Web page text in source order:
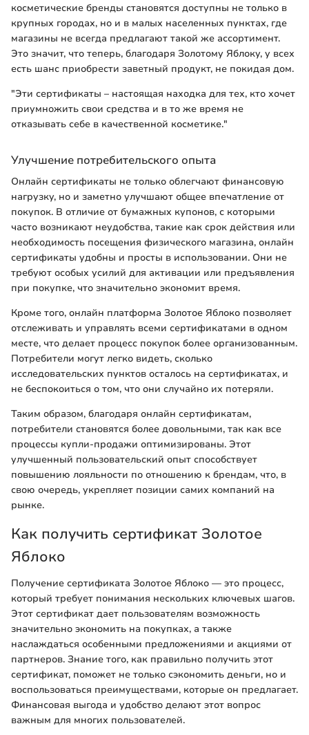
косметические бренды становятся доступны не только в
крупных городах, но и в малых населенных пунктах, где
магазины не всегда предлагают такой же ассортимент.
Это значит, что теперь, благодаря Золотому Яблоку, у всех
есть шанс приобрести заветный продукт, не покидая дом.
"Эти сертификаты – настоящая находка для тех, кто хочет
приумножить свои средства и в то же время не
отказывать себе в качественной косметике."
Улучшение потребительского опыта
Онлайн сертификаты не только облегчают финансовую
нагрузку, но и заметно улучшают общее впечатление от
покупок. В отличие от бумажных купонов, с которыми
часто возникают неудобства, такие как срок действия или
необходимость посещения физического магазина, онлайн
сертификаты удобны и просты в использовании. Они не
требуют особых усилий для активации или предъявления
при покупке, что значительно экономит время.
Кроме того, онлайн платформа Золотое Яблоко позволяет
отслеживать и управлять всеми сертификатами в одном
месте, что делает процесс покупок более организованным.
Потребители могут легко видеть, сколько
исследовательских пунктов осталось на сертификатах, и
не беспокоиться о том, что они случайно их потеряли.
Таким образом, благодаря онлайн сертификатам,
потребители становятся более довольными, так как все
процессы купли-продажи оптимизированы. Этот
улучшенный пользовательский опыт способствует
повышению лояльности по отношению к брендам, что, в
свою очередь, укрепляет позиции самих компаний на
рынке.
Как получить сертификат Золотое
Яблоко
Получение сертификата Золотое Яблоко — это процесс,
который требует понимания нескольких ключевых шагов.
Этот сертификат дает пользователям возможность
значительно экономить на покупках, а также
наслаждаться особенными предложениями и акциями от
партнеров. Знание того, как правильно получить этот
сертификат, поможет не только сэкономить деньги, но и
воспользоваться преимуществами, которые он предлагает.
Финансовая выгода и удобство делают этот вопрос
важным для многих пользователей.